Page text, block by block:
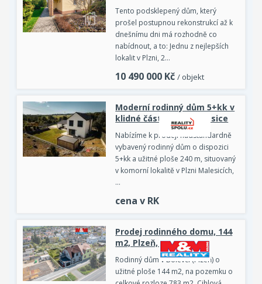
Tento podsklepený dům, který
prošel postupnou rekonstrukcí až k
dnešnímu dni má rozhodně co
nabídnout, a to: Jednu z nejlepších
lokalit v Plzni, 2…
10 490 000 Kč / objekt
Moderní rodinný dům 5+kk v
klidné části Plzně Malesice
Nabízíme k prodeji nadstandardně
vybavený rodinný dům o dispozici
5+kk a užitné ploše 240 m, situovaný
v komorní lokalitě v Plzni Malesicích,
…
cena v RK
Prodej rodinného domu, 144
m2, Plzeň, ul. Lidická
Rodinný dům v Bolevci (Plzeň) o
užitné ploše 144 m2, na pozemku o